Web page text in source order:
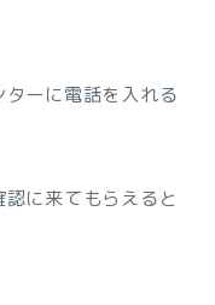
ーに電話を入れる
に来てもらえると